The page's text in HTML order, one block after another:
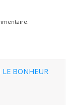
LE BONHEUR